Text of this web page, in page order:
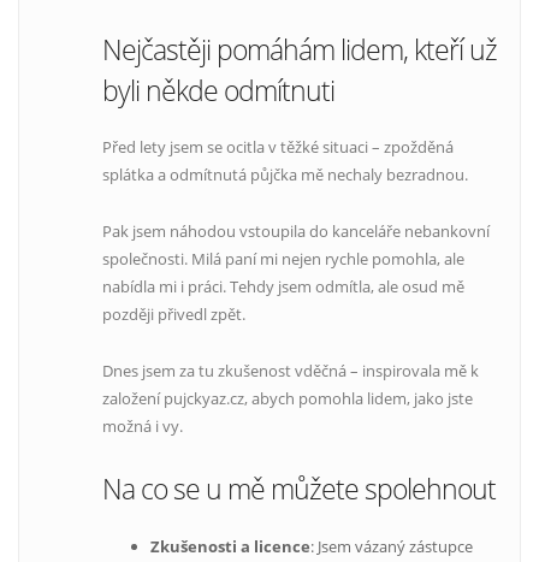
Nejčastěji pomáhám lidem, kteří už
byli někde odmítnuti
Před lety jsem se ocitla v těžké situaci – zpožděná
splátka a odmítnutá půjčka mě nechaly bezradnou.
Pak jsem náhodou vstoupila do kanceláře nebankovní
společnosti. Milá paní mi nejen rychle pomohla, ale
nabídla mi i práci. Tehdy jsem odmítla, ale osud mě
později přivedl zpět.
Dnes jsem za tu zkušenost vděčná – inspirovala mě k
založení pujckyaz.cz, abych pomohla lidem, jako jste
možná i vy.
Na co se u mě můžete spolehnout
Zkušenosti a licence: Jsem vázaný zástupce